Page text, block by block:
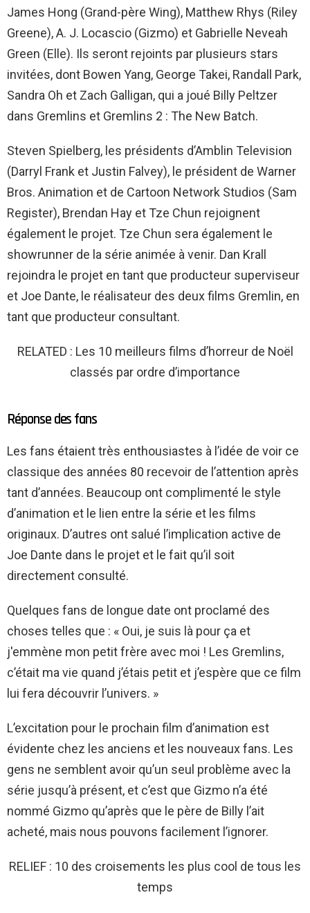
James Hong (Grand-père Wing), Matthew Rhys (Riley
Greene), A. J. Locascio (Gizmo) et Gabrielle Neveah
Green (Elle). Ils seront rejoints par plusieurs stars
invitées, dont Bowen Yang, George Takei, Randall Park,
Sandra Oh et Zach Galligan, qui a joué Billy Peltzer
dans Gremlins et Gremlins 2 : The New Batch.
Steven Spielberg, les présidents d’Amblin Television
(Darryl Frank et Justin Falvey), le président de Warner
Bros. Animation et de Cartoon Network Studios (Sam
Register), Brendan Hay et Tze Chun rejoignent
également le projet. Tze Chun sera également le
showrunner de la série animée à venir. Dan Krall
rejoindra le projet en tant que producteur superviseur
et Joe Dante, le réalisateur des deux films Gremlin, en
tant que producteur consultant.
RELATED : Les 10 meilleurs films d’horreur de Noël
classés par ordre d’importance
Réponse des fans
Les fans étaient très enthousiastes à l’idée de voir ce
classique des années 80 recevoir de l’attention après
tant d’années. Beaucoup ont complimenté le style
d’animation et le lien entre la série et les films
originaux. D’autres ont salué l’implication active de
Joe Dante dans le projet et le fait qu’il soit
directement consulté.
Quelques fans de longue date ont proclamé des
choses telles que : « Oui, je suis là pour ça et
j'emmène mon petit frère avec moi ! Les Gremlins,
c’était ma vie quand j’étais petit et j’espère que ce film
lui fera découvrir l’univers. »
L’excitation pour le prochain film d’animation est
évidente chez les anciens et les nouveaux fans. Les
gens ne semblent avoir qu’un seul problème avec la
série jusqu’à présent, et c’est que Gizmo n’a été
nommé Gizmo qu’après que le père de Billy l’ait
acheté, mais nous pouvons facilement l’ignorer.
RELIEF : 10 des croisements les plus cool de tous les
temps